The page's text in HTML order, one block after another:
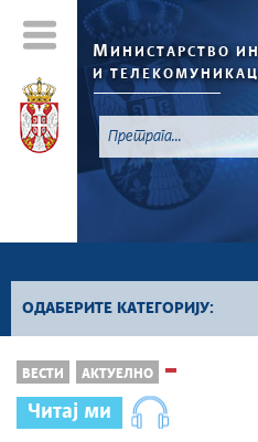
МИНИСТАРСТВО
И
ОДАБЕРИТЕ КАТЕГОРИЈУ:
Конкурси из области
Конкурси из области
ВЕСТИ АКТУЕЛНО
Читај ми